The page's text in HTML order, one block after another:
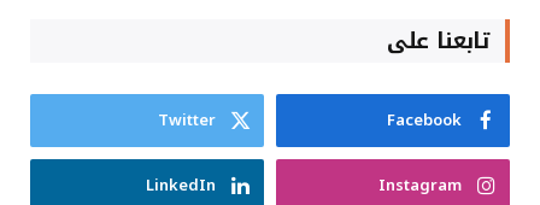
تابعنا على
Facebook
Twitter
Instagram
LinkedIn